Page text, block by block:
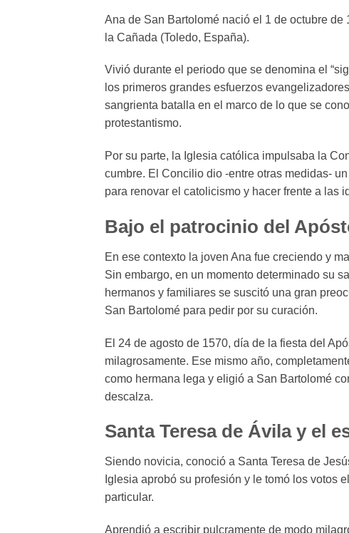
Ana de San Bartolomé nació el 1 de octubre
la Cañada (Toledo, España).
Vivió durante el periodo que se denomina el
los primeros grandes esfuerzos
sangrienta batalla en el marco de lo que se
protestantismo.
Por su parte, la Iglesia católica impulsaba la
cumbre. El Concilio dio -entre otras medidas-
para renovar el catolicismo y hacer frente a las
Bajo el patrocinio del
En ese contexto la joven Ana fue creciendo y
Sin embargo, en un momento determinado su
hermanos y familiares se suscitó una gran
San Bartolomé para pedir por su curación.
El 24 de agosto de 1570, día de la fiesta del
milagrosamente. Ese mismo año,
como hermana lega y eligió a San Bartolomé
descalza.
Santa Teresa de Ávila y el
Siendo novicia, conoció a Santa Teresa de
Iglesia aprobó su profesión y le tomó los votos
particular.
Aprendió a escribir pulcramente de modo